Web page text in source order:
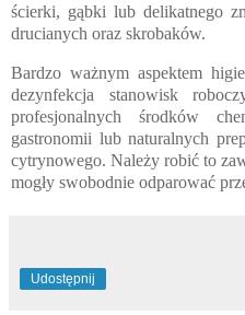
ścierki, gąbki lub delikatnego
drucianych oraz skrobaków.
Bardzo ważnym aspektem
dezynfekcja stanowisk
profesjonalnych środków
gastronomii lub naturalnych
cytrynowego. Należy robić to
mogły swobodnie odparować
Udostępnij